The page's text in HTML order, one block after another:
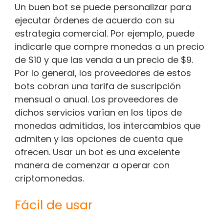
Un buen bot se puede personalizar para
ejecutar órdenes de acuerdo con su
estrategia comercial. Por ejemplo, puede
indicarle que compre monedas a un precio
de $10 y que las venda a un precio de $9.
Por lo general, los proveedores de estos
bots cobran una tarifa de suscripción
mensual o anual. Los proveedores de
dichos servicios varían en los tipos de
monedas admitidas, los intercambios que
admiten y las opciones de cuenta que
ofrecen. Usar un bot es una excelente
manera de comenzar a operar con
criptomonedas.
Fácil de usar